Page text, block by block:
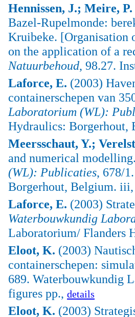
Hennissen, J.; Meire, P.
Bazel-Rupelmonde:
Kruibeke. [Organisation
on the application of a
Natuurbehoud, 98.27.
Laforce, E. (2003)
containerschepen van
Laboratorium (WL):
Hydraulics: Borgerhout,
Meersschaut, Y.;
and numerical
(WL): Publicaties, 678/
Borgerhout, Belgium. iii,
Laforce, E. (2003)
Waterbouwkundig
Laboratorium/ Flanders
Eloot, K. (2003)
containerschepen:
689. Waterbouwkundig
figures pp., details
Eloot, K. (2003)